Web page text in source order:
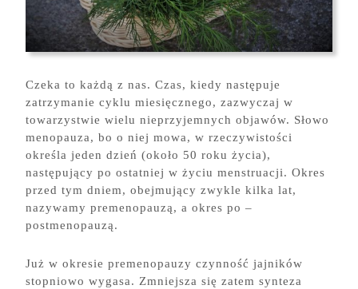
Czeka to każdą z nas. Czas, kiedy następuje
zatrzymanie cyklu miesięcznego, zazwyczaj w
towarzystwie wielu nieprzyjemnych objawów. Słowo
menopauza, bo o niej mowa, w rzeczywistości
określa jeden dzień (około 50 roku życia),
następujący po ostatniej w życiu menstruacji. Okres
przed tym dniem, obejmujący zwykle kilka lat,
nazywamy premenopauzą, a okres po –
postmenopauzą.
Już w okresie premenopauzy czynność jajników
stopniowo wygasa. Zmniejsza się zatem synteza